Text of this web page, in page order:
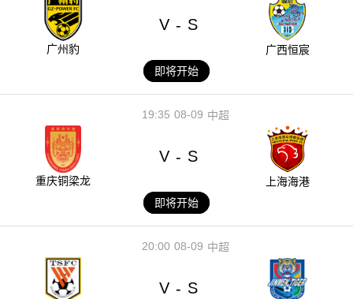
广州豹
V - S
广西恒宸
即将开始
08-09
19:35 中超
重庆铜梁龙
V - S
上海海港
即将开始
08-09
20:00 中超
V - S